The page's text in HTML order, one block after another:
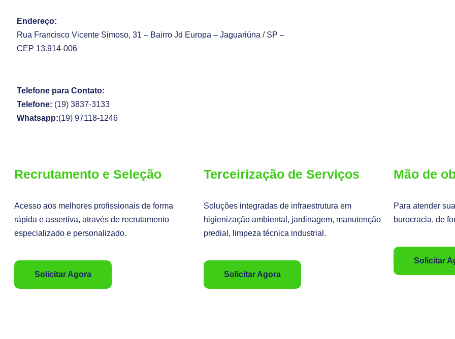
Endereço:
Rua Francisco Vicente Simoso, 31 – Bairro Jd Europa – Jaguariúna / SP –
CEP 13.914-006
Telefone para Contato:
Telefone: (19) 3837-3133
Whatsapp:(19) 97118-1246
Recrutamento e Seleção
Acesso aos melhores profissionais de forma
rápida e assertiva, através de recrutamento
especializado e personalizado.
Solicitar Agora
Terceirização de Serviços
Soluções integradas de infraestrutura em
higienização ambiental, jardinagem, manutenção
predial, limpeza técnica industrial.
Solicitar Agora
Mão de
Para atender
burocracia, de
Solicitar